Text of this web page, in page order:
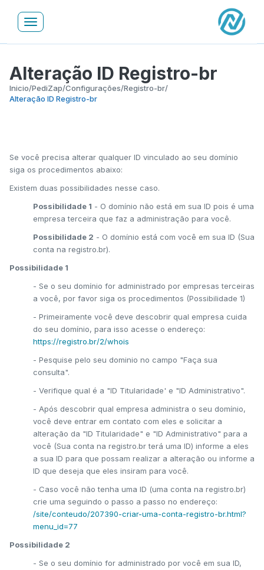
Toggle
Alteração ID Registro-br
Inicio/PediZap/Configurações/Registro-br/
Alteração ID Registro-br
Se você precisa alterar qualquer ID vinculado ao seu domínio
siga os procedimentos abaixo:
Existem duas possibilidades nesse caso.
Possibilidade 1 - O domínio não está em sua ID pois é uma
empresa terceira que faz a administração para você.
Possibilidade 2 - O domínio está com você em sua ID (Sua
conta na registro.br).
Possibilidade 1
- Se o seu domínio for administrado por empresas terceiras
a você, por favor siga os procedimentos (Possibilidade 1)
- Primeiramente você deve descobrir qual empresa cuida
do seu domínio, para isso acesse o endereço:
https://registro.br/2/whois
- Pesquise pelo seu dominio no campo "Faça sua
consulta".
- Verifique qual é a "ID Titularidade' e "ID Administrativo".
- Após descobrir qual empresa administra o seu domínio,
você deve entrar em contato com eles e solicitar a
alteração da "ID Titularidade" e "ID Administrativo" para a
você (Sua conta na registro.br terá uma ID) informe a eles
a sua ID para que possam realizar a alteração ou informe a
ID que deseja que eles insiram para você.
- Caso você não tenha uma ID (uma conta na registro.br)
crie uma seguindo o passo a passo no endereço:
/site/conteudo/207390-criar-uma-conta-registro-br.html?
menu_id=77
Possibilidade 2
- Se o seu domínio for administrado por você em sua ID,